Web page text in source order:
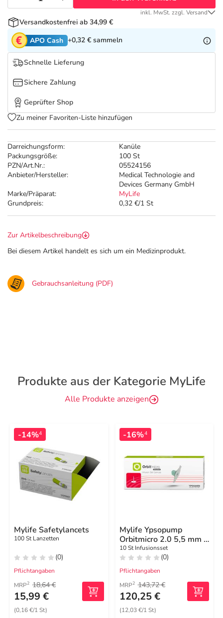
Tierapotheke
Vitamine & Mineralstoffe
Marken
Salus Deals
Darreichungsform:
Kanüle
Packungsgröße:
100 St
PZN/Art.Nr.:
05524156
Anbieter/Hersteller:
Medical Technologie and
Devices Germany GmbH
Marke/Präparat:
MyLife
Grundpreis:
0,32 €/1 St
inkl. MwSt. zzgl. Versand
Versandkostenfrei ab 34,99 €
APO Cash +0,32 € sammeln
Schnelle Lieferung
Sichere Zahlung
Geprüfter Shop
Zu meiner Favoriten-Liste hinzufügen
Zur Artikelbeschreibung
Bei diesem Artikel handelt es sich um ein Medizinprodukt.
Gebrauchsanleitung (PDF)
Produkte aus der Kategorie MyLife
Alle Produkte anzeigen
-14%4
Mylife Safetylancets
100 St Lanzetten
(0)
Pflichtangaben
MRP2 18,64 €
15,99 €
(0,16 €/1 St)
-16%4
Mylife Ypsopump
Orbitmicro 2.0 5,5 mm /
60 cm
10 St Infusionsset
(0)
Pflichtangaben
MRP2 143,72 €
120,25 €
(12,03 €/1 St)